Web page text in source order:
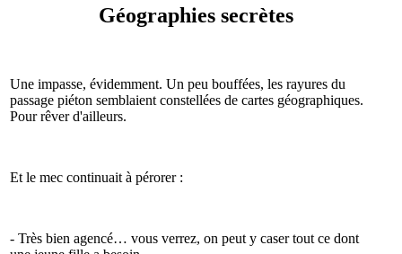
Géographies secrètes
Une impasse, évidemment. Un peu bouffées, les rayures du
passage piéton semblaient constellées de cartes géographiques.
Pour rêver d'ailleurs.
Et le mec continuait à pérorer :
- Très bien agencé… vous verrez, on peut y caser tout ce dont